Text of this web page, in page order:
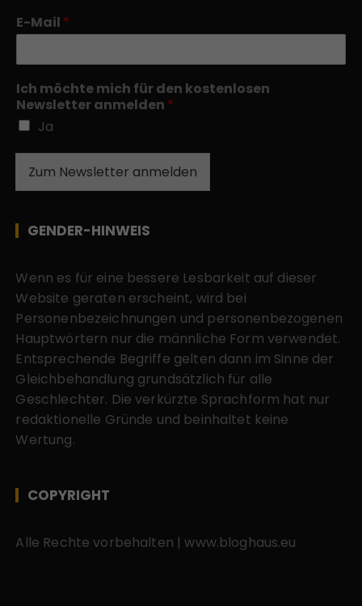
E-Mail *
Ich möchte mich für den kostenlosen
Newsletter anmelden *
Ja
Zum Newsletter anmelden
GENDER-HINWEIS
Wenn es für eine bessere Lesbarkeit auf dieser
Website geraten erscheint, wird bei
Personenbezeichnungen und personenbezogenen
Hauptwörtern nur die männliche Form verwendet.
Entsprechende Begriffe gelten dann im Sinne der
Gleichbehandlung grundsätzlich für alle
Geschlechter. Die verkürzte Sprachform hat nur
redaktionelle Gründe und beinhaltet keine
Wertung.
COPYRIGHT
Alle Rechte vorbehalten | www.bloghaus.eu